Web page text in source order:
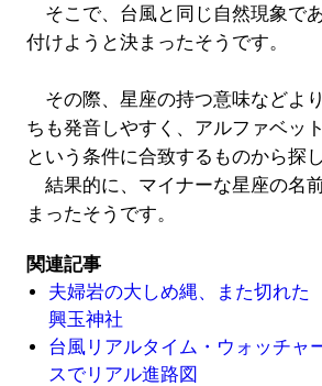
そこで、台風と同じ自然現象で
付けようと決まったそうです。
その際、星座の持つ意味などよ
ちも発音しやすく、アルファベッ
という条件に合致するものから探
結果的に、マイナーな星座の名
まったそうです。
関連記事
夫婦岩の大しめ縄、また切れ
興玉神社
台風リアルタイム・ウォッチャ
スでリアル進路図